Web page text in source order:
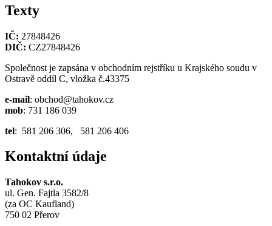
Texty
IČ: 27848426
DIČ: CZ27848426
Společnost je zapsána v obchodním rejstříku u Krajského soudu v
Ostravě oddíl C, vložka č.43375
e-mail: obchod@tahokov.cz
mob: 731 186 039
tel: 581 206 306, 581 206 406
Kontaktní údaje
Tahokov s.r.o.
ul. Gen. Fajtla 3582/8
(za OC Kaufland)
750 02 Přerov